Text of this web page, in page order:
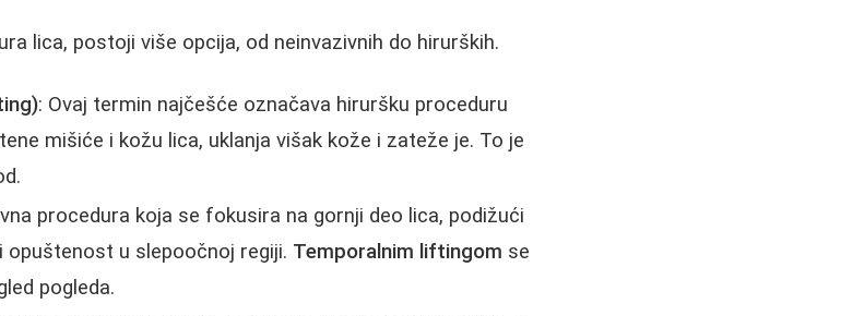
lica, postoji više opcija, od neinvazivnih do hirurških.
: Ovaj termin najčešće označava hiruršku proceduru
mišiće i kožu lica, uklanja višak kože i zateže je. To je
procedura koja se fokusira na gornji deo lica, podižući
opuštenost u slepoočnoj regiji. Temporalnim liftingom se
pogleda.